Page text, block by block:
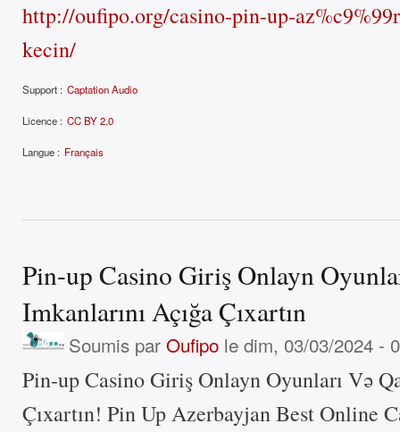
http://oufipo.org/casino-pin-up-
kecin/
Support : Captation Audio
Licence : CC BY 2.0
Langue : Français
Pin-up Casino Giriş Onlayn
Imkanlarını Açığa Çıxartın
Soumis par Oufipole dim, 03/03/2024 -
Pin-up Casino Giriş Onlayn Oyunları Və
Çıxartın! Pin Up Azerbayjan Best Online